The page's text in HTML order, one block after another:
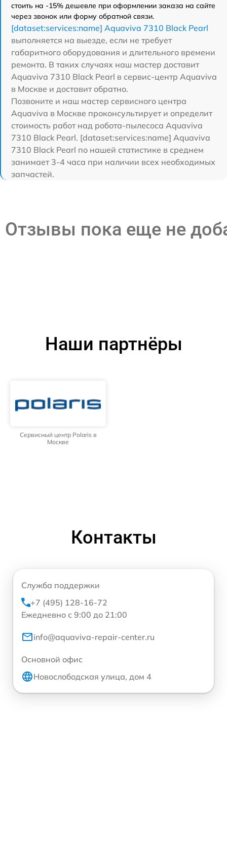
стоить на -15% дешевле при оформлении заказа на сайте
через звонок или форму обратной связи.
[dataset:services:name] Aquaviva 7310 Black Pearl
выполняется на выезде, если не требует
габаритного оборудования и длительного времени
ремонта. В таких случаях наш мастер доставит
Aquaviva 7310 Black Pearl в сервис-центр Aquaviva
в Москве и доставит обратно.
Позвоните и наш мастер сервисного центра
Aquaviva в Москве проконсультирует и определит
стоимость работ над робота-пылесоса Aquaviva
7310 Black Pearl. [dataset:services:name] Aquaviva
7310 Black Pearl по нашей статистике в среднем
занимает 3-4 часа при наличии всех необходимых
запчастей.
Отзывы пока еще не
Наши партнёры
Сервисный центр Polaris в
Москве
Контакты
Служба поддержки
+7 (495) 128-16-72
Ежедневно с 9:00 до 21:00
info@aquaviva-repair-center.ru
Основной офис
Новослободская улица, дом 4